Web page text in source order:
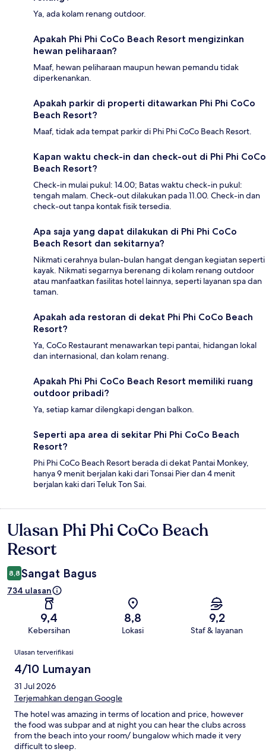
Ya, ada kolam renang outdoor.
Apakah Phi Phi CoCo Beach Resort mengizinkan
hewan peliharaan?
Maaf, hewan peliharaan maupun hewan pemandu tidak
diperkenankan.
Apakah parkir di properti ditawarkan Phi Phi CoCo
Beach Resort?
Maaf, tidak ada tempat parkir di Phi Phi CoCo Beach Resort.
Kapan waktu check-in dan check-out di Phi Phi CoCo
Beach Resort?
Check-in mulai pukul: 14.00; Batas waktu check-in pukul:
tengah malam. Check-out dilakukan pada 11.00. Check-in dan
check-out tanpa kontak fisik tersedia.
Apa saja yang dapat dilakukan di Phi Phi CoCo
Beach Resort dan sekitarnya?
Nikmati cerahnya bulan-bulan hangat dengan kegiatan seperti
kayak. Nikmati segarnya berenang di kolam renang outdoor
atau manfaatkan fasilitas hotel lainnya, seperti layanan spa dan
taman.
Apakah ada restoran di dekat Phi Phi CoCo Beach
Resort?
Ya, CoCo Restaurant menawarkan tepi pantai, hidangan lokal
dan internasional, dan kolam renang.
Apakah Phi Phi CoCo Beach Resort memiliki ruang
outdoor pribadi?
Ya, setiap kamar dilengkapi dengan balkon.
Seperti apa area di sekitar Phi Phi CoCo Beach
Resort?
Phi Phi CoCo Beach Resort berada di dekat Pantai Monkey,
hanya 9 menit berjalan kaki dari Tonsai Pier dan 4 menit
berjalan kaki dari Teluk Ton Sai.
Ulasan
Ulasan Phi Phi CoCo Beach
Resort
8,8 Sangat Bagus
734 ulasan
9,4
Kebersihan
8,8
Lokasi
9,2
Staf & layanan
Ulasan
Ulasan terverifikasi
4/10 Lumayan
31 Jul 2026
Terjemahkan dengan Google
The hotel was amazing in terms of location and price, however
the food was subpar and at night you can hear the clubs across
from the beach into your room/ bungalow which made it very
difficult to sleep.